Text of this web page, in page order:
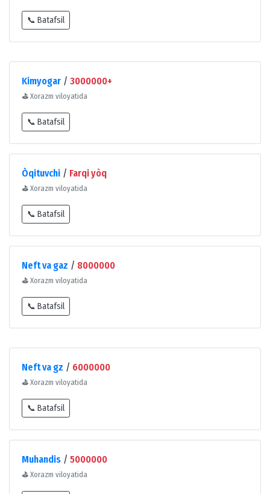
📞 Batafsil
Kimyogar / 3000000+
⛳ Xorazm viloyatida
📞 Batafsil
Òqituvchi / Farqi yòq
⛳ Xorazm viloyatida
📞 Batafsil
Neft va gaz / 8000000
⛳ Xorazm viloyatida
📞 Batafsil
Neft va gz / 6000000
⛳ Xorazm viloyatida
📞 Batafsil
Muhandis / 5000000
⛳ Xorazm viloyatida